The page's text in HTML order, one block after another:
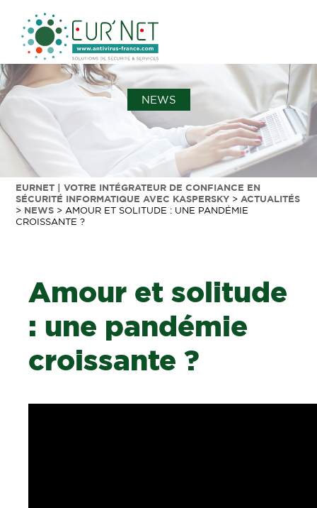
NEWS
EURNET | VOTRE INTÉGRATEUR DE CONFIANCE EN
SÉCURITÉ INFORMATIQUE AVEC KASPERSKY >ACTUALITÉS
> NEWS >AMOUR ET SOLITUDE : UNE PANDÉMIE
CROISSANTE ?
Amour et solitude
: une pandémie
croissante ?